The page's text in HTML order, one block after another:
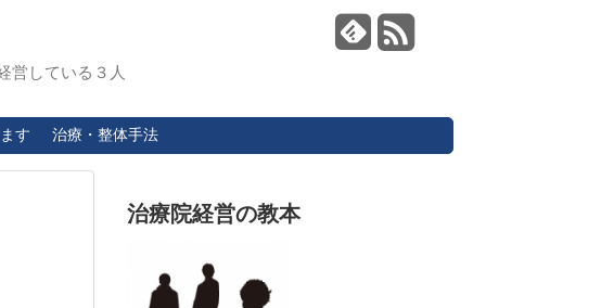
営している３人
す 治療・整体手法
治療院経営の教本